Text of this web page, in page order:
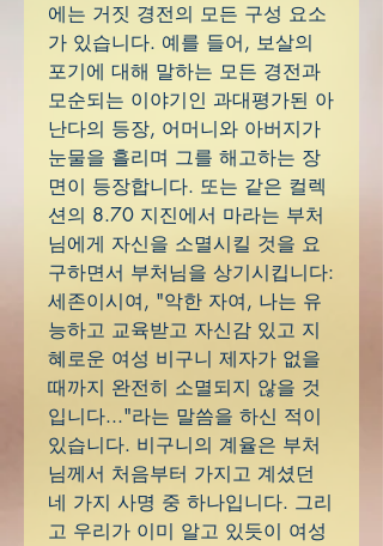
에는 거짓 경전의 모든 구성 요소
가 있습니다. 예를 들어, 보살의
포기에 대해 말하는 모든 경전과
모순되는 이야기인 과대평가된 아
난다의 등장, 어머니와 아버지가
눈물을 흘리며 그를 해고하는 장
면이 등장합니다. 또는 같은 컬렉
션의 8.70 지진에서 마라는 부처
님에게 자신을 소멸시킬 것을 요
구하면서 부처님을 상기시킵니다:
세존이시여, "악한 자여, 나는 유
능하고 교육받고 자신감 있고 지
혜로운 여성 비구니 제자가 없을
때까지 완전히 소멸되지 않을 것
입니다..."라는 말씀을 하신 적이
있습니다. 비구니의 계율은 부처
님께서 처음부터 가지고 계셨던
네 가지 사명 중 하나입니다. 그리
고 우리가 이미 알고 있듯이 여성